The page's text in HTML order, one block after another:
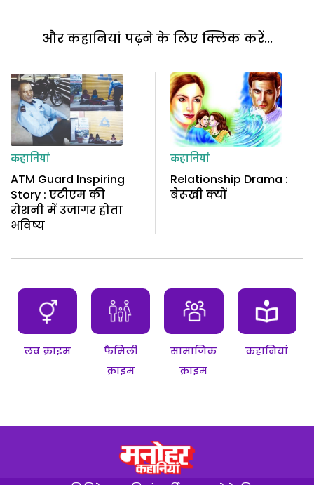
और कहानियां पढ़ने के लिए क्लिक करें...
कहानियां
ATM Guard Inspiring
Story : एटीएम की
रोशनी में उजागर होता
भविष्य
कहानियां
Relationship Drama :
बेरूखी क्यों
लव क्राइम
फैमिली
क्राइम
सामाजिक
क्राइम
कहानियां